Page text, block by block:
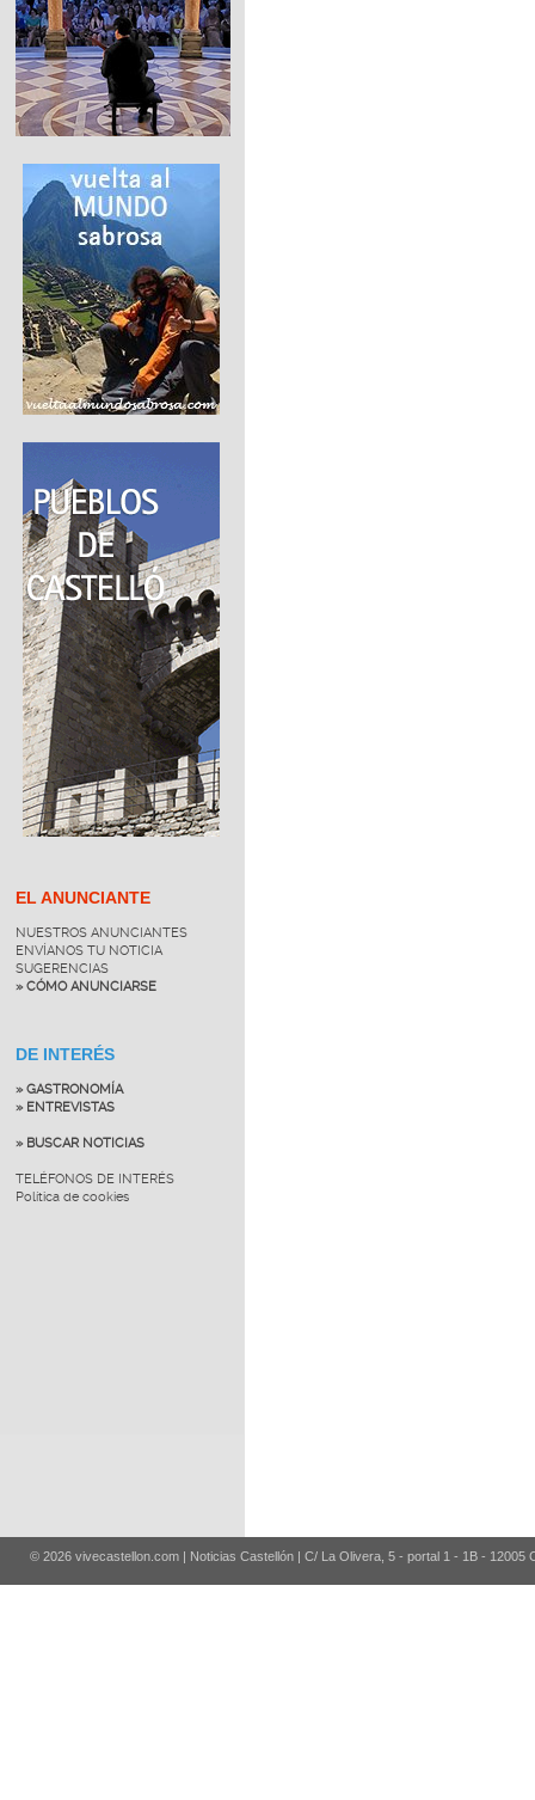
EL ANUNCIANTE
NUESTROS ANUNCIANTES
ENVÍANOS TU NOTICIA
SUGERENCIAS
» CÓMO ANUNCIARSE
DE INTERÉS
» GASTRONOMÍA
» ENTREVISTAS
» BUSCAR NOTICIAS
TELÉFONOS DE INTERÉS
Política de cookies
© 2026 vivecastellon.com | Noticias Castellón | C/ La Olivera, 5 - portal 1 - 1B - 12005